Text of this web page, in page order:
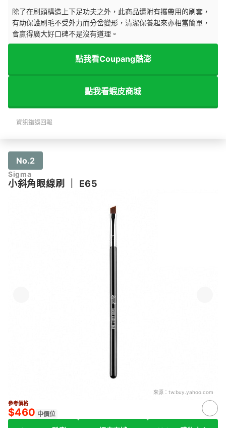
除了在刷頭構造上下足功夫之外，此商品還附有攜帶用的刷套，
有助保護刷毛不受外力而分岔變形，清潔保養起來亦相當簡單，
會贏得廣大好口碑不是沒有道理。
點我看Coupang酷澎
點我看蝦皮商城
資訊錯誤回報
No.2
Sigma
小斜角眼線刷 E65
來源： tw.buy.yahoo.com
參考價格
$460 中價位